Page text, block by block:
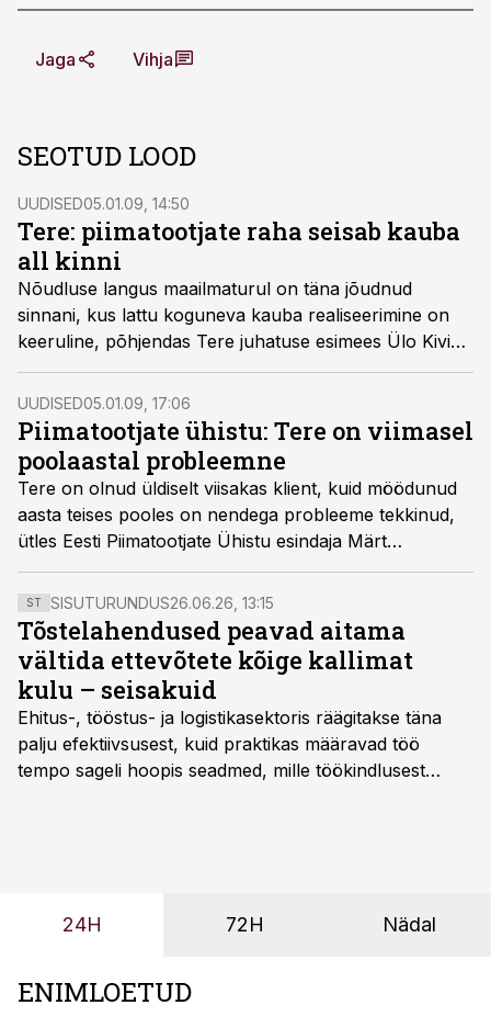
Jaga Vihja
SEOTUD LOOD
UUDISED05.01.09, 14:50
Tere: piimatootjate raha seisab kauba
all kinni
Nõudluse langus maailmaturul on täna jõudnud
sinnani, kus lattu koguneva kauba realiseerimine on
keeruline, põhjendas Tere juhatuse esimees Ülo Kivine
mitme miljoni kroonist võlga piimatootjaile.
UUDISED05.01.09, 17:06
Piimatootjate ühistu: Tere on viimasel
poolaastal probleemne
Tere on olnud üldiselt viisakas klient, kuid möödunud
aasta teises pooles on nendega probleeme tekkinud,
ütles Eesti Piimatootjate Ühistu esindaja Märt
Riisenberg.
ST SISUTURUNDUS26.06.26, 13:15
Tõstelahendused peavad aitama
vältida ettevõtete kõige kallimat
kulu – seisakuid
Ehitus-, tööstus- ja logistikasektoris räägitakse täna
palju efektiivsusest, kuid praktikas määravad töö
tempo sageli hoopis seadmed, mille töökindlusest
24H 72H Nädal
ENIMLOETUD